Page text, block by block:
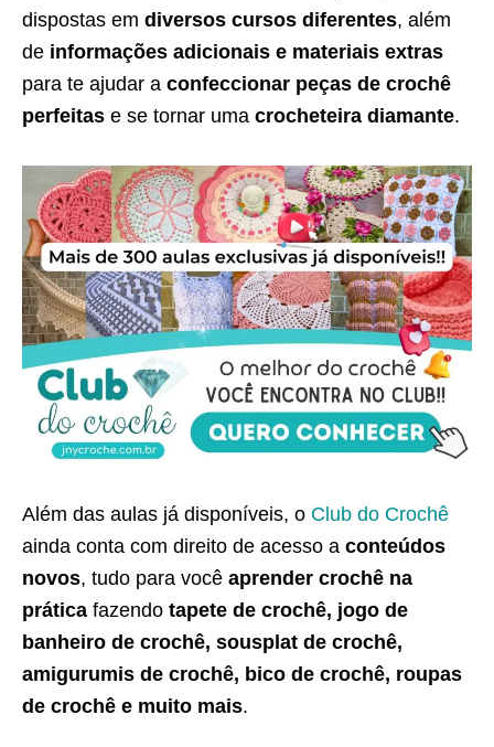
dispostas em diversos cursos diferentes, além
de informações adicionais e materiais extras
para te ajudar a confeccionar peças de crochê
perfeitas e se tornar uma crocheteira diamante.
Além das aulas já disponíveis, o Club do Crochê
ainda conta com direito de acesso a conteúdos
novos, tudo para você aprender crochê na
prática fazendo tapete de crochê, jogo de
banheiro de crochê, sousplat de crochê,
amigurumis de crochê, bico de crochê, roupas
de crochê e muito mais.